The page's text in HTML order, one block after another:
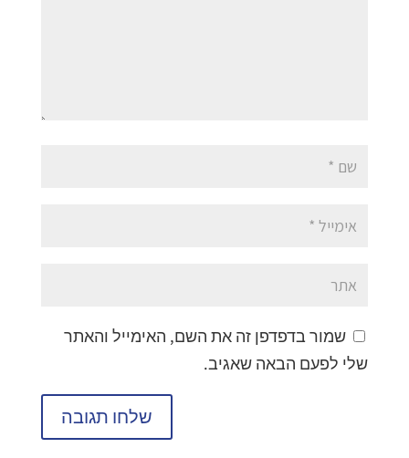
שמור בדפדפן זה את השם, האימייל והאתר
שלי לפעם הבאה שאגיב.